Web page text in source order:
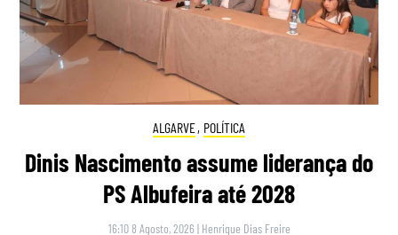
ALGARVE, POLÍTICA
Dinis Nascimento assume liderança do
PS Albufeira até 2028
16:10 8 Agosto, 2026 | Henrique Dias Freire